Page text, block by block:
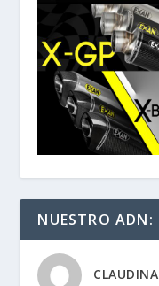
NUESTRO ADN:
CLAUDINA